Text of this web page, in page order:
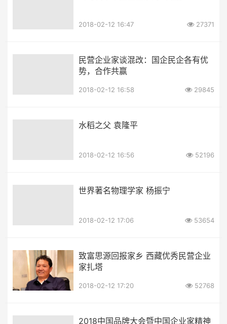
2018-02-12 16:47 27371
民营企业家谈混改：国企民企各有优
势，合作共赢
2018-02-12 16:58 29845
水稻之父 袁隆平
2018-02-12 16:56 52196
世界著名物理学家 杨振宁
2018-02-12 17:06 53654
致富思源回报家乡 西藏优秀民营企业
家扎塔
2018-02-12 17:20 52768
2018中国品牌大会暨中国企业家精神